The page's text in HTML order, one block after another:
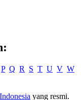
P Q R S T U V W
yang resmi.